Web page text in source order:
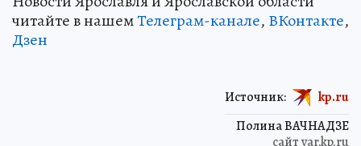
читайте в нашемТелеграм-канале, ВКонтакте,
Дзен
Полина ВАЧНАДЗЕ
сайт yar.kp.ru
Источник: kp.ru